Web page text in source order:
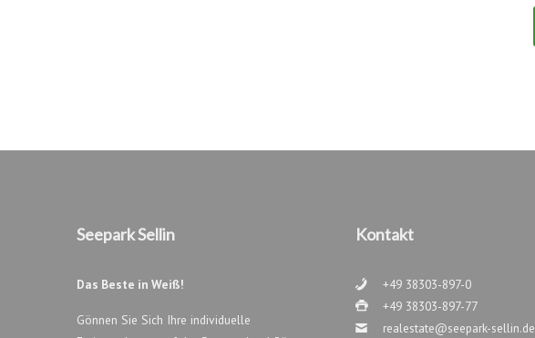
Seepark Sellin
Das Beste in Weiß!
Gönnen Sie Sich Ihre individuelle
Kontakt
+49 38303-897-0
+49 38303-897-77
realestate@seepark-sellin.de